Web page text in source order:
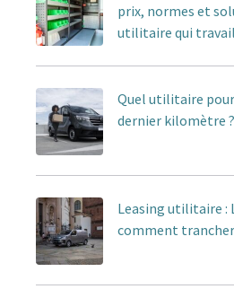
prix, normes et
utilitaire qui
Quel utilitaire
dernier kilomètre ?
Leasing utilitaire :
comment trancher